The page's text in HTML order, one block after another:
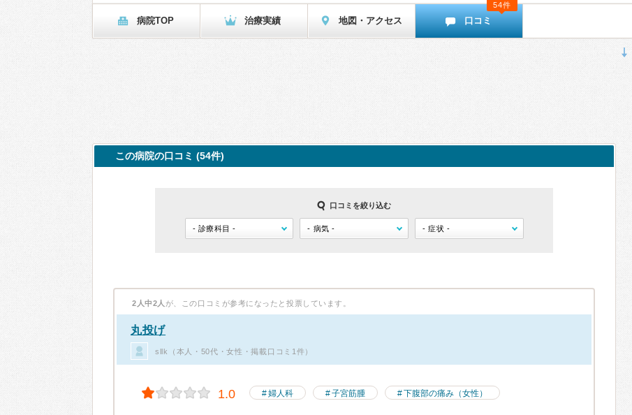
病院TOP 治療実績 地図・アクセス 口コミ
54件
この病院の口コミ (54件)
口コミを絞り込む
2人中2人 が、この口コミが参考になったと投票しています。
丸投げ
sllk（本人・50代・女性・掲載口コミ1件）
1.0 婦人科 子宮筋腫 下腹部の痛み（女性）